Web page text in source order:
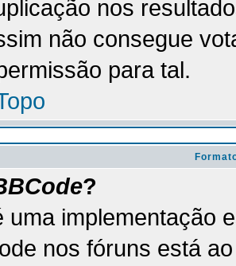
nos
não consegue
para tal.
?
uma implementação
nos fóruns está